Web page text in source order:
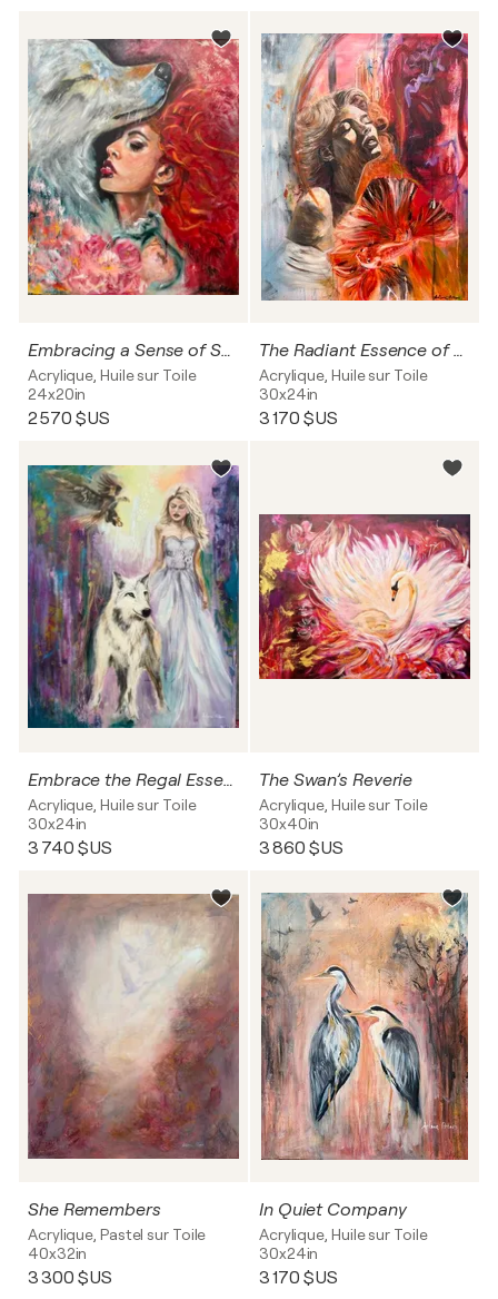
Embracing a Sense of Sanctuary
Acrylique, Huile sur Toile
24x20in
2 570 $US
The Radiant Essence of Feminine Beauty
Acrylique, Huile sur Toile
30x24in
3 170 $US
Embrace the Regal Essence
Acrylique, Huile sur Toile
30x24in
3 740 $US
The Swan’s Reverie
Acrylique, Huile sur Toile
30x40in
3 860 $US
She Remembers
Acrylique, Pastel sur Toile
40x32in
3 300 $US
In Quiet Company
Acrylique, Huile sur Toile
30x24in
3 170 $US